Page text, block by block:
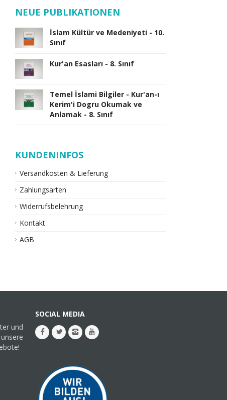
NEUE PUBLIKATIONEN
İslam Kültür ve Medeniyeti - 10.
Sınıf
Kur'an Esasları - 8. Sınıf
Temel İslami Bilgiler - Kur'an-ı
Kerim'i Dogru Okumak ve
Anlamak - 8. Sınıf
KUNDENINFOS
Versandkosten & Lieferung
Zahlungsarten
Widerrufsbelehrung
Kontakt
AGB
und
SOCIAL MEDIA